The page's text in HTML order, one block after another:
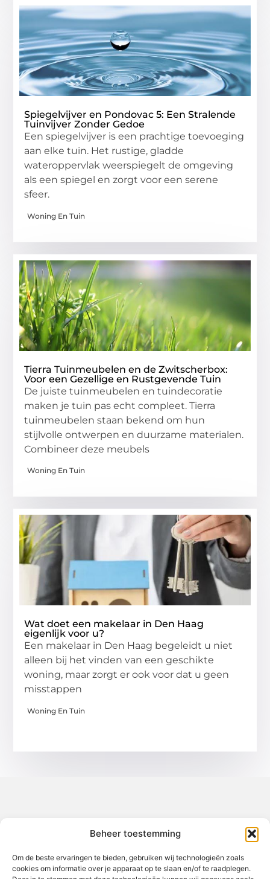
Beheer toestemming
Om de beste ervaringen te bieden, gebruiken wij technologieën zoals
cookies om informatie over je apparaat op te slaan en/of te raadplegen.
Spiegelvijver en Pondovac 5: Een Stralende
Tuinvijver Zonder Gedoe
Een spiegelvijver is een prachtige toevoeging
aan elke tuin. Het rustige, gladde
wateroppervlak weerspiegelt de omgeving
als een spiegel en zorgt voor een serene
sfeer.
Woning En Tuin
Tierra Tuinmeubelen en de Zwitscherbox:
Voor een Gezellige en Rustgevende Tuin
De juiste tuinmeubelen en tuindecoratie
maken je tuin pas echt compleet. Tierra
tuinmeubelen staan bekend om hun
stijlvolle ontwerpen en duurzame materialen.
Combineer deze meubels
Woning En Tuin
Wat doet een makelaar in Den Haag
eigenlijk voor u?
Een makelaar in Den Haag begeleidt u niet
alleen bij het vinden van een geschikte
woning, maar zorgt er ook voor dat u geen
misstappen
Woning En Tuin
Jouw gids voor inspiratie en tips uit het dagelijks leven.
Ontdek een brede verzameling blogs en artikelen die je helpen
om het meeste uit elke dag te halen, met praktische adviezen
en verrassende inzichten.